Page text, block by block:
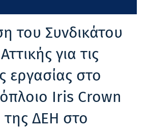
του Συνδικάτου
για τις
εργασίας στο
Iris Crown
ΔΕΗ στο